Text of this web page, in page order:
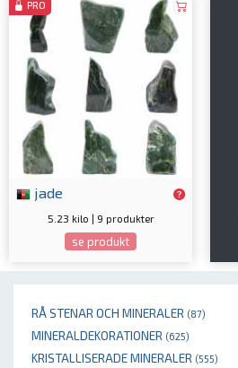
RÅ STENAR OCH MINERALER (87)
MINERALDEKORATIONER (625)
KRISTALLISERADE MINERALER (555)
PRO
jade
5.23 kilo | 9 produkter
se produkt